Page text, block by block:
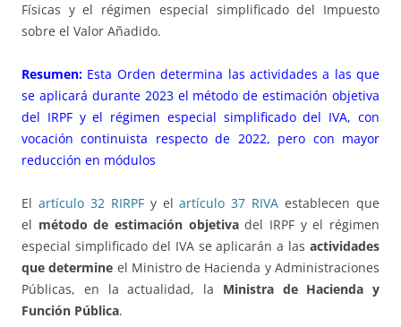
Físicas y el régimen especial simplificado del Impuesto
sobre el Valor Añadido.
Resumen: Esta Orden determina las actividades a las que
se aplicará durante 2023 el método de estimación objetiva
del IRPF y el régimen especial simplificado del IVA, con
vocación continuista respecto de 2022, pero con mayor
reducción en módulos
El artículo 32 RIRPFy elartículo 37 RIVA establecen que
el método de estimación objetivadel IRPF y el régimen
especial simplificado del IVA se aplicarán a las actividades
que determine el Ministro de Hacienda y Administraciones
Públicas, en la actualidad, la Ministra de Hacienda y
Función Pública.